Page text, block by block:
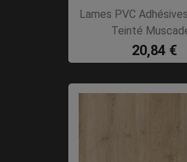
Lames PVC
Teinté
20,84 €